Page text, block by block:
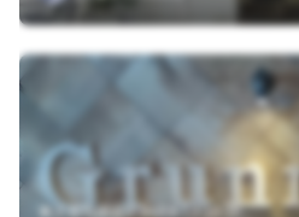
東京都世田谷区駒沢4-13-10 2F